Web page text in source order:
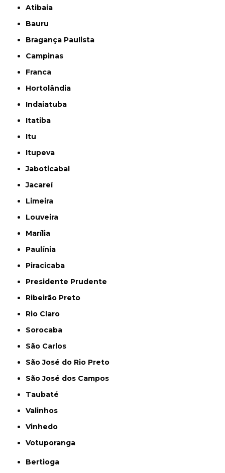
Atibaia
Bauru
Bragança Paulista
Campinas
Franca
Hortolândia
Indaiatuba
Itatiba
Itu
Itupeva
Jaboticabal
Jacareí
Limeira
Louveira
Marília
Paulínia
Piracicaba
Presidente Prudente
Ribeirão Preto
Rio Claro
Sorocaba
São Carlos
São José do Rio Preto
São José dos Campos
Taubaté
Valinhos
Vinhedo
Votuporanga
Bertioga